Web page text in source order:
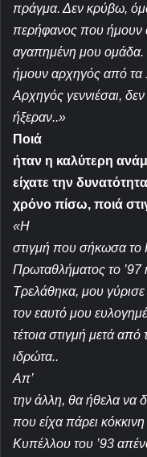
πράγμα. Δεν κρύβω,
περήφανος που ήμουν
αγαπημένη μου ομάδα.
ήμουν αρχηγός από τα
Αρχηγός γεννιέσαι, δεν
ήξεραν..»
Ποιά
ήταν η καλύτερη
είχατε την
χρόνο πίσω, ποιά
«Η
στιγμή που σήκωσα το
Πρωταθλήματος το ’97
Τρελάθηκα, μου
τον εαυτό μου
τέτοια στιγμή μετά
ιδρώτα..
Απ’
την άλλη, θα ήθελα να
που είχα πάρει
Κυπέλλου του ’93